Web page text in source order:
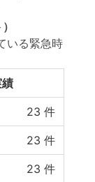
いる緊急時
23 件
23 件
23 件